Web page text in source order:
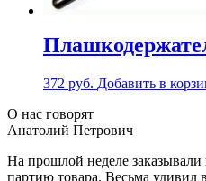
372 руб. Добавить в
О нас говорят
Анатолий Петрович
На прошлой неделе
партию товара. Весьма удивил